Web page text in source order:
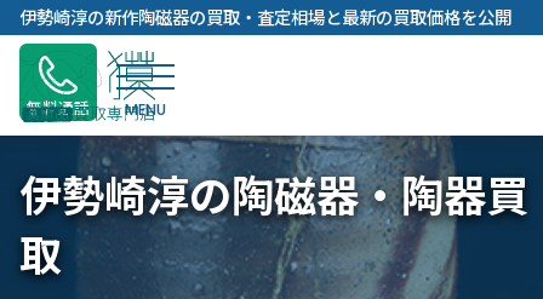
内
容
キ
ッ
プ
伊勢崎淳の新作陶磁器の買取・査定相場と最新の買取価格を公開
無料通話
伊勢崎淳の陶磁器・陶器買
取